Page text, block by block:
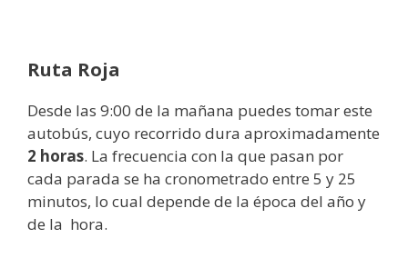
Ruta Roja
Desde las 9:00 de la mañana puedes tomar este
autobús, cuyo recorrido dura aproximadamente
2 horas. La frecuencia con la que pasan por
cada parada se ha cronometrado entre 5 y 25
minutos, lo cual depende de la época del año y
de la hora.